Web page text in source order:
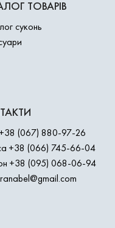
ТОВАРІВ
суконь
+38 (067) 880-97-26
+38 (066) 745-66-04
+38 (095) 068-06-94